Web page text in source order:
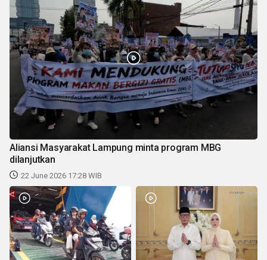
Aliansi Masyarakat Lampung minta program MBG
dilanjutkan
22 June 2026 17:28 WIB